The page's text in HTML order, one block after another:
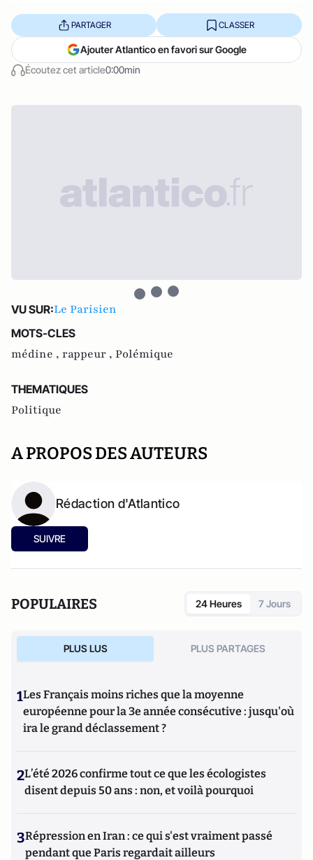
Écoutez cet article0:00min
PARTAGER CLASSER
Ajouter Atlantico en favori sur Google
VU SUR:Le Parisien
MOTS-CLES
médine , rappeur , Polémique
THEMATIQUES
Politique
A PROPOS DES AUTEURS
Rédaction d'Atlantico
SUIVRE
POPULAIRES 24 Heures 7 Jours
PLUS LUS PLUS PARTAGES
1Les Français moins riches que la moyenne
européenne pour la 3e année consécutive : jusqu'où
ira le grand déclassement ?
2L’été 2026 confirme tout ce que les écologistes
disent depuis 50 ans : non, et voilà pourquoi
3Répression en Iran : ce qui s'est vraiment passé
pendant que Paris regardait ailleurs